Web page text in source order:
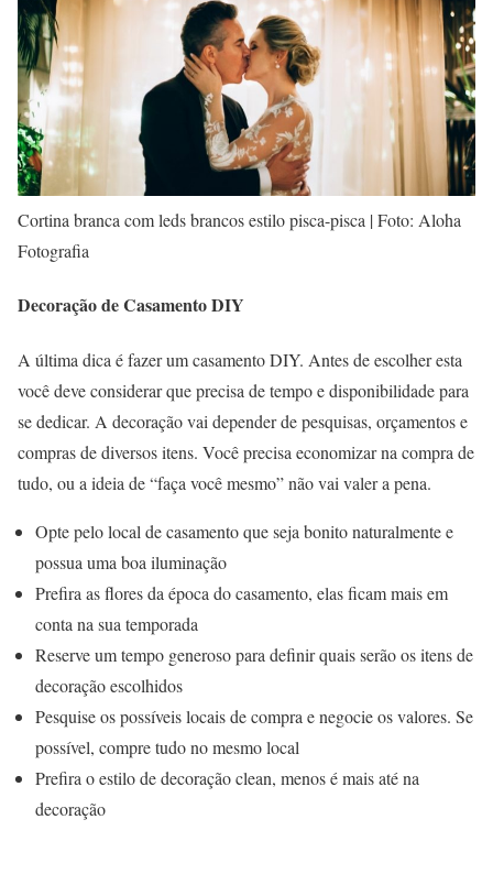
Cortina branca com leds brancos estilo pisca-pisca | Foto: Aloha
Fotografia
Decoração de Casamento DIY
A última dica é fazer um casamento DIY. Antes de escolher esta
você deve considerar que precisa de tempo e disponibilidade para
se dedicar. A decoração vai depender de pesquisas, orçamentos e
compras de diversos itens. Você precisa economizar na compra de
tudo, ou a ideia de “faça você mesmo” não vai valer a pena.
Opte pelo local de casamento que seja bonito naturalmente e
possua uma boa iluminação
Prefira as flores da época do casamento, elas ficam mais em
conta na sua temporada
Reserve um tempo generoso para definir quais serão os itens de
decoração escolhidos
Pesquise os possíveis locais de compra e negocie os valores. Se
possível, compre tudo no mesmo local
Prefira o estilo de decoração clean, menos é mais até na
decoração